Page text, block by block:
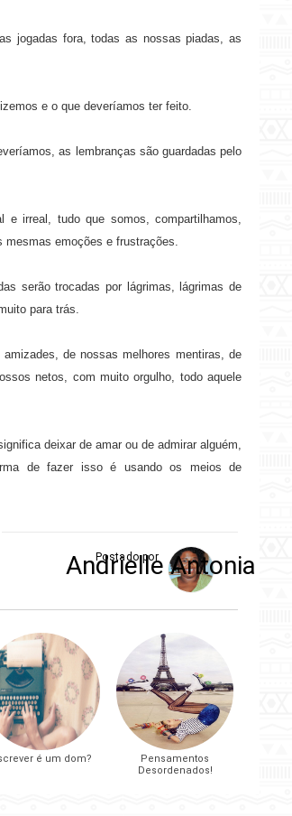
jogadas fora, todas as nossas piadas, as
e o que deveríamos ter feito.
as lembranças são guardadas pelo
e irreal, tudo que somos, compartilhamos,
mesmas emoções e frustrações.
serão trocadas por lágrimas, lágrimas de
para trás.
de nossas melhores mentiras, de
netos, com muito orgulho, todo aquele
deixar de amar ou de admirar alguém,
de fazer isso é usando os meios de
Postado por
Andrielle Antonia
é um dom?
Pensamentos
Desordenados!